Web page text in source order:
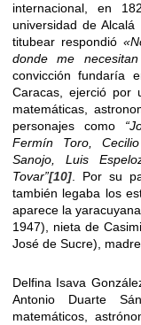
internacional, en
universidad de
titubear respondió
donde me
convicción fundaría
Caracas, ejerció por
matemáticas,
personajes como
Fermín Toro,
Sanojo, Luis
Tovar”[10]. Por su
también legaba los
aparece la
1947), nieta de
José de Sucre),
Delfina Isava
Antonio Duarte
matemáticos,